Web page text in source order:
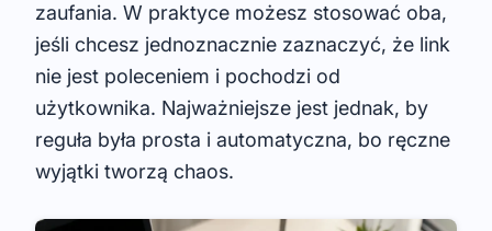
zaufania. W praktyce możesz stosować oba,
jeśli chcesz jednoznacznie zaznaczyć, że link
nie jest poleceniem i pochodzi od
użytkownika. Najważniejsze jest jednak, by
reguła była prosta i automatyczna, bo ręczne
wyjątki tworzą chaos.